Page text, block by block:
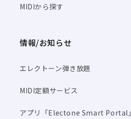
MIDIから探す
情報/お知らせ
エレクトーン弾き放題
MIDI定額サービス
アプリ「Electone Smart Portal」